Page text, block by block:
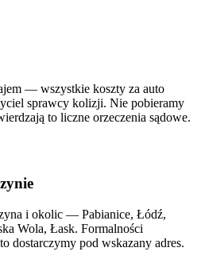
— wszystkie koszty za auto
sprawcy kolizji. Nie pobieramy
to liczne orzeczenia sądowe.
i okolic — Pabianice, Łódź,
Wola, Łask. Formalności
dostarczymy pod wskazany adres.